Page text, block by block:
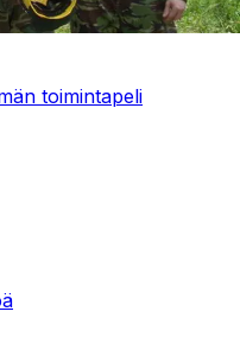
toimintapeli